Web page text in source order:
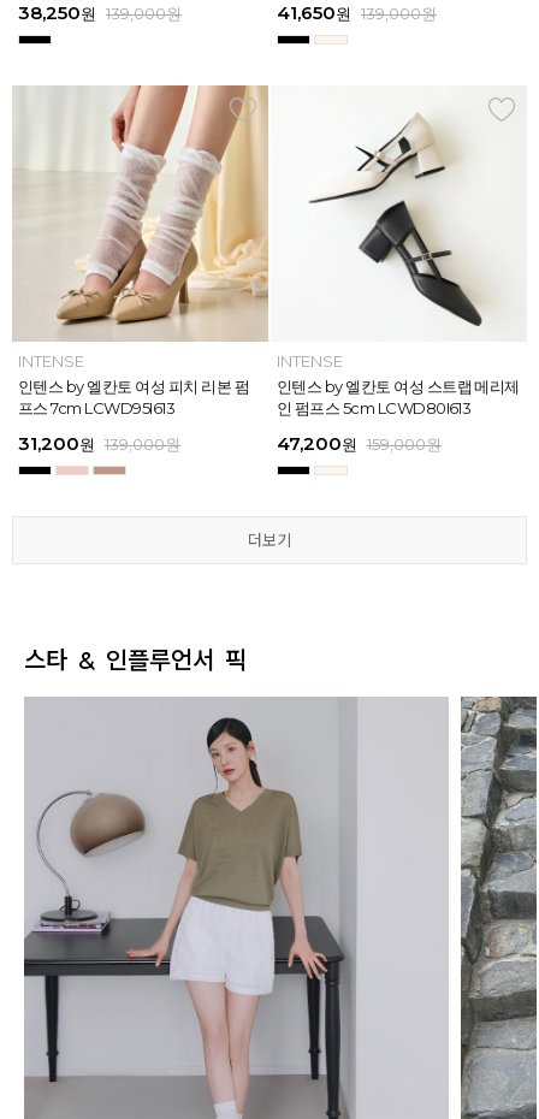
45,900원 159,000원 45,900원 159,000원
ELCANTO
[EXCLUSIVE] 노엘 엘칸토 여성 젤리
슈즈 2.3cm LCWW01U626
29,000원
MAZZ
마쯔 by 엘칸토 여성 크로스 와이드
스트랩 컴포트 샌들 3.5cm LCWW27
45,900원 159,000원
더보기
38,250원 139,000원 41,650원 139,000원
INTENSE
인텐스 by 엘칸토 여성 피치 리본 펌
프스 7cm LCWD95I613
31,200원 139,000원
INTENSE
인텐스 by 엘칸토 여성 스트랩 메리제
인 펌프스 5cm LCWD80I613
47,200원 159,000원
더보기
28,720원 159,000원 45,900원 159,000원
INTENSE
인텐스 by 엘칸토 여성 에나멜 스퀘어
오브제 플랫슈즈 1.5cm LCWD53I613
41,650원 149,000원
INTENSE
인텐스 by 엘칸토 여성 클래식 스트랩
로퍼 2cm LCWD72I613
27,920원 159,000원
더보기
31,920원 169,000원 39,900원 169,000원
MAZZ
마쯔 by 엘칸토 여성 투밴드 고프코어
플랫 캐주얼 2.5cm LCWC97M613
43,200원 159,000원
MAZZ
마쯔 by 엘칸토 여성 데이엔 스니커즈
3.5cm LCWS20M613
71,400원 189,000원
더보기
45,900원 159,000원 45,900원 159,000원
ELCANTO
[EXCLUSIVE] 노엘 엘칸토 여성 젤리
슈즈 2.3cm LCWW01U626
29,000원
MAZZ
마쯔 by 엘칸토 여성 크로스 와이드
스트랩 컴포트 샌들 3.5cm LCWW27
45,900원 159,000원
더보기
38,250원 139,000원 41,650원 139,000원
INTENSE
인텐스 by 엘칸토 여성 피치 리본 펌
프스 7cm LCWD95I613
31,200원 139,000원
INTENSE
인텐스 by 엘칸토 여성 스트랩 메리제
인 펌프스 5cm LCWD80I613
47,200원 159,000원
더보기
스타 & 인플루언서 픽